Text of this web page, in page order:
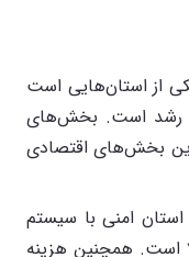
از استان‌هایی است
رشد است. بخش‌های
بخش‌های اقتصادی
امنی با سیستم
است. همچنین هزینه